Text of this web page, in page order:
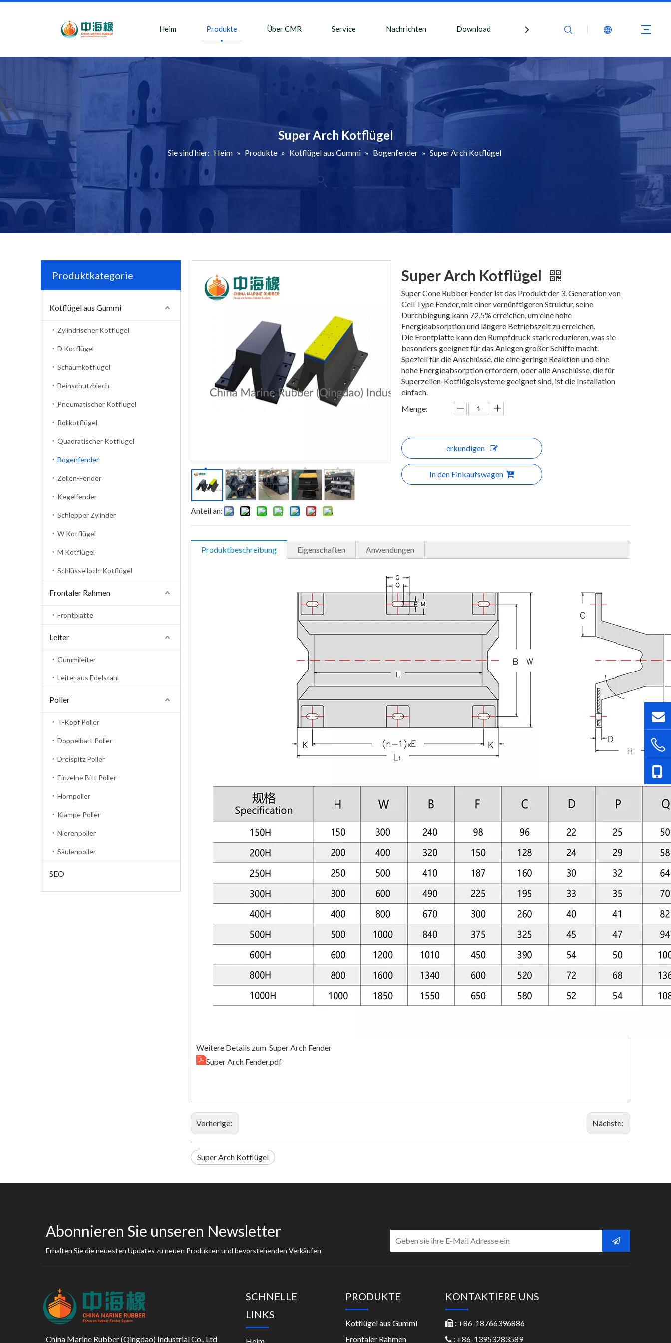
Heim Produkte Über CMR Service Nachrichten Download Kontaktiere uns
Super Arch Kotflügel
Sie sind hier: Heim » Produkte » Kotflügel aus Gummi » Bogenfender » Super Arch Kotflügel
Produktkategorie
Kotflügel aus Gummi
Zylindrischer Kotflügel
D Kotflügel
Schaumkotflügel
Beinschutzblech
Pneumatischer Kotflügel
Rollkotflügel
Quadratischer Kotflügel
Bogenfender
Zellen-Fender
Kegelfender
Schlepper Zylinder
W Kotflügel
M Kotflügel
Schlüsselloch-Kotflügel
Frontaler Rahmen
Frontplatte
Leiter
Gummileiter
Leiter aus Edelstahl
Poller
T-Kopf Poller
Doppelbart Poller
Dreispitz Poller
Einzelne Bitt Poller
Hornpoller
Klampe Poller
Nierenpoller
Säulenpoller
SEO
Anteil an:
Super Arch Kotflügel
Super Cone Rubber Fender ist das Produkt der 3. Generation von
Cell Type Fender, mit einer vernünftigeren Struktur, seine
Durchbiegung kann 72,5% erreichen, um eine hohe
Energieabsorption und längere Betriebszeit zu erreichen.
Die Frontplatte kann den Rumpfdruck stark reduzieren, was sie
besonders geeignet für das Anlegen großer Schiffe macht.
Speziell für die Anschlüsse, die eine geringe Reaktion und eine
hohe Energieabsorption erfordern, oder alle Anschlüsse, die für
Superzellen-Kotflügelsysteme geeignet sind, ist die Installation
einfach.
Menge:
erkundigen
In den Einkaufswagen
Produktbeschreibung Eigenschaften Anwendungen
Weitere Details zum Super Arch Fender
Super Arch Fender.pdf
Vorherige: Nächste:
Super Arch Kotflügel
Abonnieren Sie unseren Newsletter
Erhalten Sie die neuesten Updates zu neuen Produkten und bevorstehenden Verkäufen
China Marine Rubber (Qingdao) Industrial Co., Ltd
SCHNELLE
LINKS
Heim
PRODUKTE
Kotflügel aus Gummi
Frontaler Rahmen
KONTAKTIERE UNS
 : +86-18766396886
 : +86-13953283589